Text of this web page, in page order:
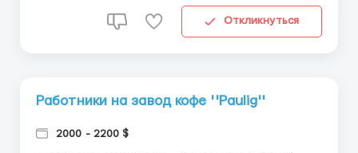
В месяц выходит 1800-2000 евро Смены по 8-10
Откликнуться
Работники на завод кофе ''Paulig''
2000 - 2200 $